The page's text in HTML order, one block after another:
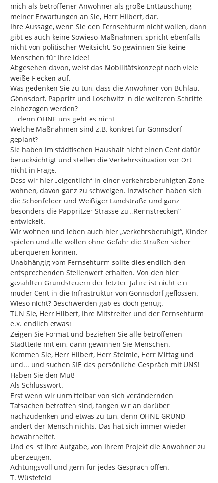
mich als betroffener Anwohner als große Enttäuschung
meiner Erwartungen an Sie, Herr Hilbert, dar.
Ihre Aussage, wenn Sie den Fernsehturm nicht wollen, dann
gibt es auch keine Sowieso-Maßnahmen, spricht ebenfalls
nicht von politischer Weitsicht. So gewinnen Sie keine
Menschen für Ihre Idee!
Abgesehen davon, weist das Mobilitätskonzept noch viele
weiße Flecken auf.
Was gedenken Sie zu tun, dass die Anwohner von Bühlau,
Gönnsdorf, Pappritz und Loschwitz in die weiteren Schritte
einbezogen werden?
... denn OHNE uns geht es nicht.
Welche Maßnahmen sind z.B. konkret für Gönnsdorf
geplant?
Sie haben im städtischen Haushalt nicht einen Cent dafür
berücksichtigt und stellen die Verkehrssituation vor Ort
nicht in Frage.
Dass wir hier „eigentlich“ in einer verkehrsberuhigten Zone
wohnen, davon ganz zu schweigen. Inzwischen haben sich
die Schönfelder und Weißiger Landstraße und ganz
besonders die Pappritzer Strasse zu „Rennstrecken“
entwickelt.
Wir wohnen und leben auch hier „verkehrsberuhigt“, Kinder
spielen und alle wollen ohne Gefahr die Straßen sicher
überqueren können.
Unabhängig vom Fernsehturm sollte dies endlich den
entsprechenden Stellenwert erhalten. Von den hier
gezahlten Grundsteuern der letzten Jahre ist nicht ein
müder Cent in die Infrastruktur von Gönnsdorf geflossen.
Wieso nicht? Beschwerden gab es doch genug.
TUN Sie, Herr Hilbert, Ihre Mitstreiter und der Fernsehturm
e.V. endlich etwas!
Zeigen Sie Format und beziehen Sie alle betroffenen
Stadtteile mit ein, dann gewinnen Sie Menschen.
Kommen Sie, Herr Hilbert, Herr Steimle, Herr Mittag und
und... und suchen SIE das persönliche Gespräch mit UNS!
Haben Sie den Mut!
Als Schlusswort.
Erst wenn wir unmittelbar von sich verändernden
Tatsachen betroffen sind, fangen wir an darüber
nachzudenken und etwas zu tun, denn OHNE GRUND
ändert der Mensch nichts. Das hat sich immer wieder
bewahrheitet.
Und es ist Ihre Aufgabe, von Ihrem Projekt die Anwohner zu
überzeugen.
Achtungsvoll und gern für jedes Gespräch offen.
T. Wüstefeld